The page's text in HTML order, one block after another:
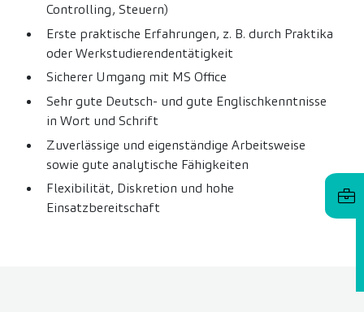
Controlling, Steuern)
Erste praktische Erfahrungen, z. B. durch Praktika
oder Werkstudierendentätigkeit
Sicherer Umgang mit MS Office
Sehr gute Deutsch- und gute Englischkenntnisse
in Wort und Schrift
Zuverlässige und eigenständige Arbeitsweise
sowie gute analytische Fähigkeiten
Flexibilität, Diskretion und hohe
Einsatzbereitschaft